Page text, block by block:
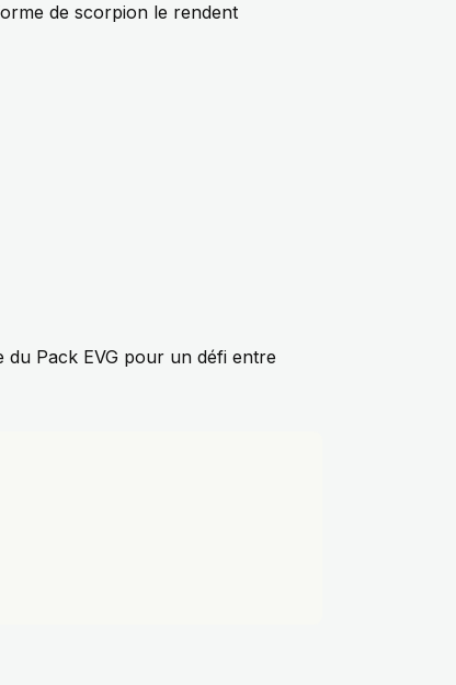
de scorpion le rendent
du Pack EVG pour un défi entre